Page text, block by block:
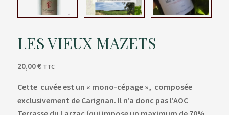
LES VIEUX MAZETS
20,00€ TTC
Cette cuvée est un « mono-cépage », composée
exclusivement de Carignan. Il n’a donc pas l’AOC